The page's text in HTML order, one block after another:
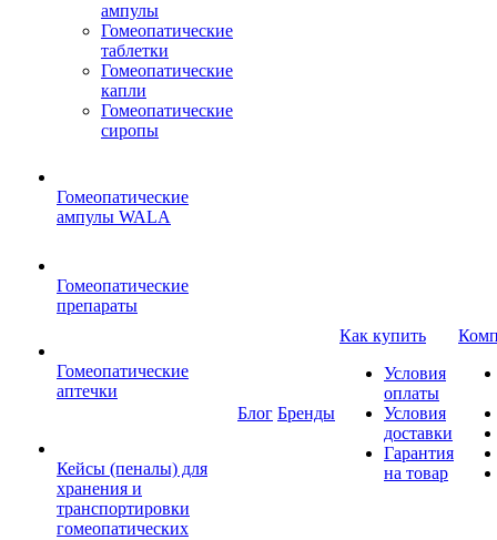
ампулы
Гомеопатические
таблетки
Гомеопатические
капли
Гомеопатические
сиропы
Гомеопатические
ампулы WALA
Гомеопатические
препараты
Гомеопатические
аптечки
Кейсы (пеналы) для
хранения и
транспортировки
гомеопатических
Блог Бренды
Как купить
Условия
оплаты
Условия
доставки
Гарантия
на товар